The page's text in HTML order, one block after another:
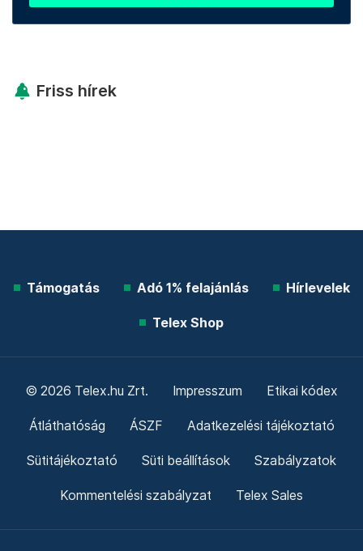
Friss hírek
Támogatás Adó 1% felajánlás Hírlevelek
Telex Shop
© 2026 Telex.hu Zrt. Impresszum Etikai kódex
Átláthatóság ÁSZF Adatkezelési tájékoztató
Sütitájékoztató Süti beállítások Szabályzatok
Kommentelési szabályzat Telex Sales